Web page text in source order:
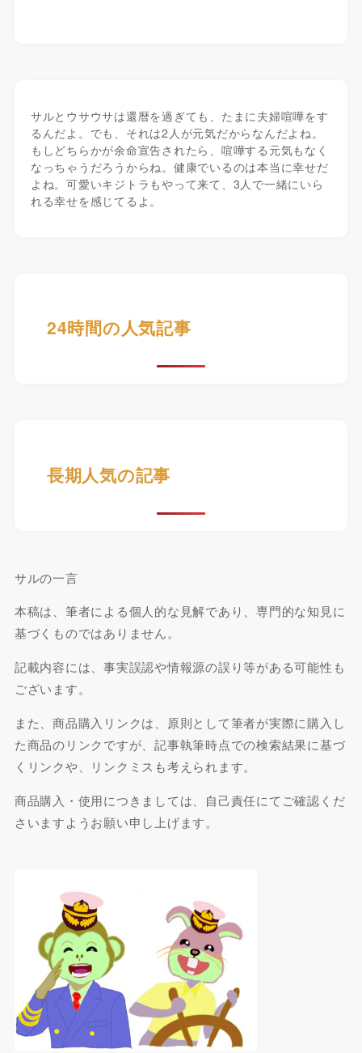
サルとウサウサは還暦を過ぎても、たまに夫婦喧嘩をす
るんだよ。でも、それは2人が元気だからなんだよね。
もしどちらかが余命宣告されたら、喧嘩する元気もなく
なっちゃうだろうからね。健康でいるのは本当に幸せだ
よね。可愛いキジトラもやって来て、3人で一緒にいら
れる幸せを感じてるよ。
24時間の人気記事
長期人気の記事
サルの一言
本稿は、筆者による個人的な見解であり、専門的な知見に
基づくものではありません。
記載内容には、事実誤認や情報源の誤り等がある可能性も
ございます。
また、商品購入リンクは、原則として筆者が実際に購入し
た商品のリンクですが、記事執筆時点での検索結果に基づ
くリンクや、リンクミスも考えられます。
商品購入・使用につきましては、自己責任にてご確認くだ
さいますようお願い申し上げます。